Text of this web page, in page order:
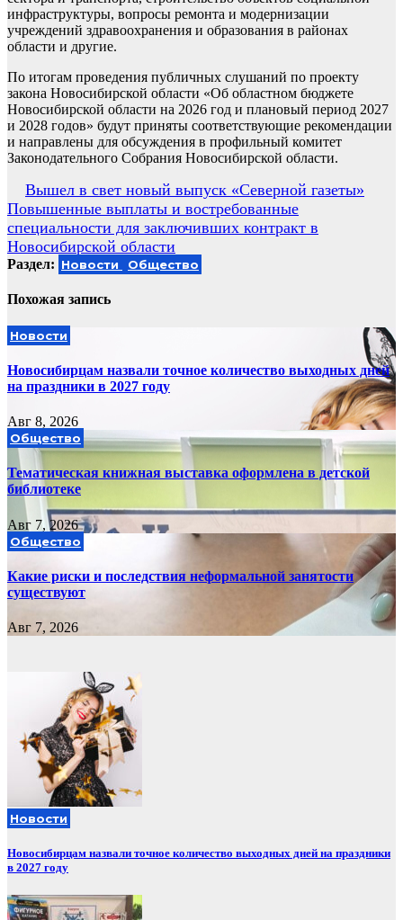
инфраструктуры, вопросы ремонта и модернизации
учреждений здравоохранения и образования в районах
области и другие.
По итогам проведения публичных слушаний по проекту
закона Новосибирской области «Об областном бюджете
Новосибирской области на 2026 год и плановый период 2027
и 2028 годов» будут приняты соответствующие рекомендации
и направлены для обсуждения в профильный комитет
Законодательного Собрания Новосибирской области.
Навигация
по
записям
Вышел в свет новый выпуск «Северной газеты»
Повышенные выплаты и востребованные
специальности для заключивших контракт в
Новосибирской области
Раздел: Новости Общество
Похожая запись
Новости
Новосибирцам назвали точное количество выходных дней
на праздники в 2027 году
Авг 8, 2026
Общество
Тематическая книжная выставка оформлена в детской
библиотеке
Авг 7, 2026
Общество
Какие риски и последствия неформальной занятости
существуют
Авг 7, 2026
Новости
Новосибирцам назвали точное количество выходных дней на праздники
в 2027 году